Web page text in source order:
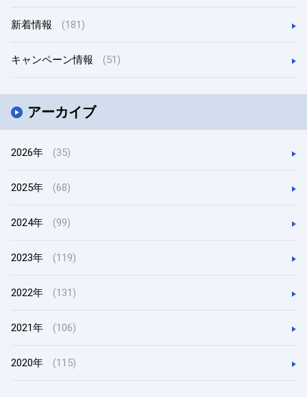
新着情報 (181)
キャンペーン情報 (51)
アーカイブ
2026年 (35)
2025年 (68)
2024年 (99)
2023年 (119)
2022年 (131)
2021年 (106)
2020年 (115)